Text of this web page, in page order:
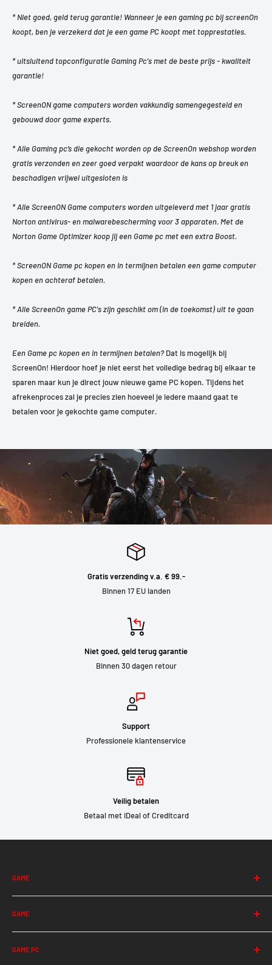
* Niet goed, geld terug garantie! Wanneer je een gaming pc bij screenOn
koopt, ben je verzekerd dat je een game PC koopt met topprestaties.
* uitsluitend topconfiguratie Gaming Pc's met de beste prijs - kwaliteit
garantie!
* ScreenON game computers worden vakkundig samengegesteld en
gebouwd door game experts.
* Alle Gaming pc’s die gekocht worden op de ScreenOn webshop worden
gratis verzonden en zeer goed verpakt waardoor de kans op breuk en
beschadigen vrijwel uitgesloten is
* Alle ScreenON Game computers worden uitgeleverd met 1 jaar gratis
Norton antivirus- en malwarebescherming voor 3 apparaten. Met de
Norton Game Optimizer koop jij een Game pc met een extra Boost.
* ScreenON Game pc kopen en in termijnen betalen een game computer
kopen en achteraf betalen.
* Alle ScreenOn game PC's zijn geschikt om (in de toekomst) uit te gaan
breiden.
Een Game pc kopen en in termijnen betalen?Dat is mogelijk bij
ScreenOn! Hierdoor hoef je niet eerst het volledige bedrag bij elkaar te
sparen maar kun je direct jouw nieuwe game PC kopen. Tijdens het
afrekenproces zal je precies zien hoeveel je iedere maand gaat te
betalen voor je gekochte game computer.
Gratis verzending v.a. € 99.-
Binnen 17 EU landen
Niet goed, geld terug garantie
Binnen 30 dagen retour
Support
Professionele klantenservice
Veilig betalen
Betaal met iDeal of Creditcard
GAME
Albion
Among Us
Apex Legends
Ark
GAME
Halo Infinite
Hearthstone
GAME PC